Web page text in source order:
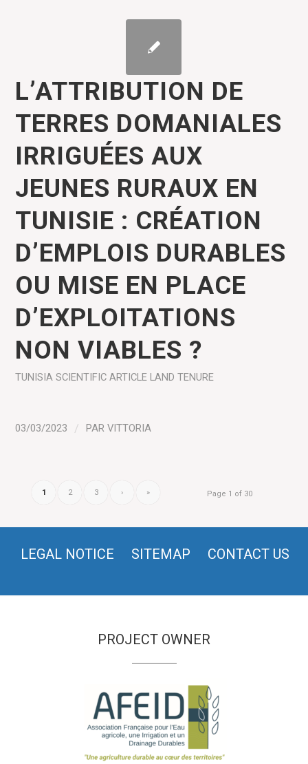
L’ATTRIBUTION DE
TERRES DOMANIALES
IRRIGUÉES AUX
JEUNES RURAUX EN
TUNISIE : CRÉATION
D’EMPLOIS DURABLES
OU MISE EN PLACE
D’EXPLOITATIONS
NON VIABLES ?
TUNISIA SCIENTIFIC ARTICLE LAND TENURE
03/03/2023 / PARVITTORIA
Page 1 of 30
1 2 3 › »
LEGAL NOTICE SITEMAP CONTACT US
PROJECT OWNER